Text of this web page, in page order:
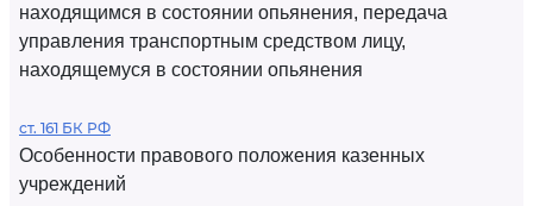
находящимся в состоянии опьянения, передача
управления транспортным средством лицу,
находящемуся в состоянии опьянения
ст. 161 БК РФ
Особенности правового положения казенных
учреждений